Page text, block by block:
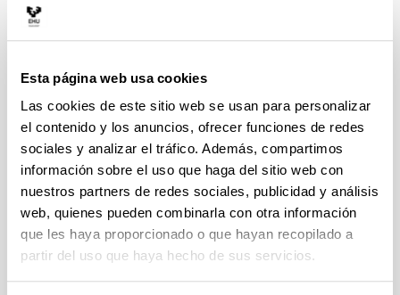
Esta página web usa cookies
Las cookies de este sitio web se usan para personalizar
el contenido y los anuncios, ofrecer funciones de redes
sociales y analizar el tráfico. Además, compartimos
información sobre el uso que haga del sitio web con
nuestros partners de redes sociales, publicidad y análisis
web, quienes pueden combinarla con otra información
que les haya proporcionado o que hayan recopilado a
partir del uso que haya hecho de sus servicios.